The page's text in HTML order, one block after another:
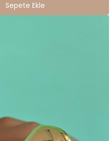
Sepete Ekle